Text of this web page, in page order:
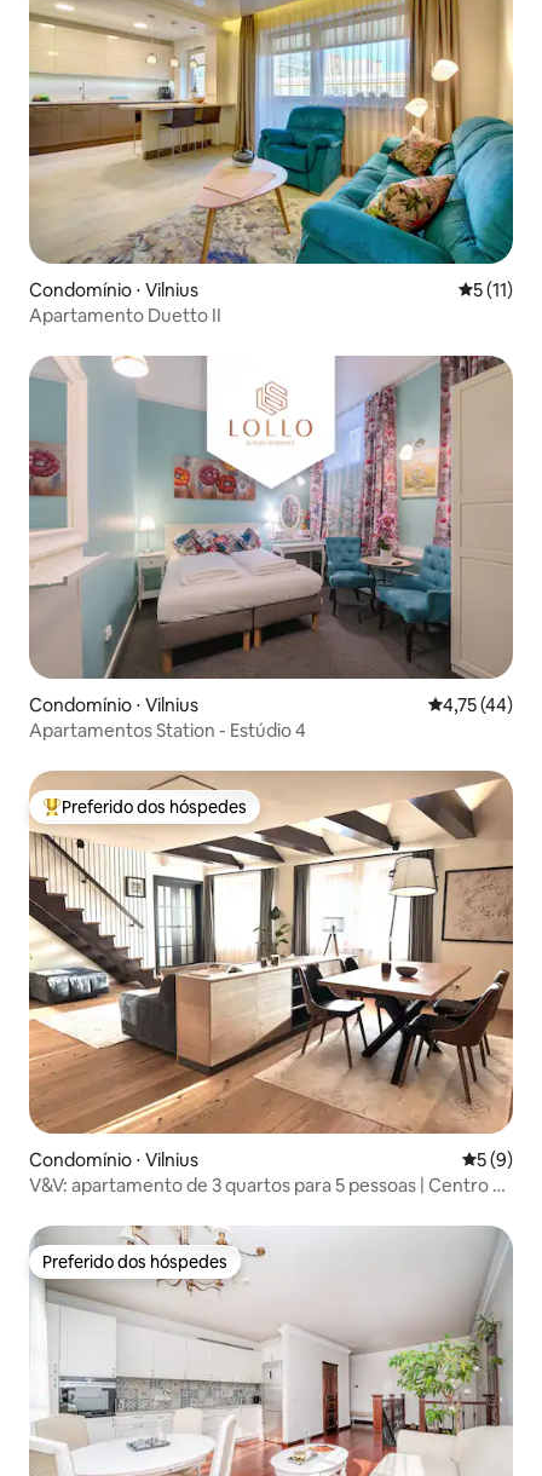
Condomínio ⋅ Vilnius 5 de uma
5 (11)
Apartamento Duetto II
Condomínio ⋅ Vilnius 4,75 de uma
4,75 (44)
Apartamentos Station - Estúdio 4
Entre os melhores preferidos dos hóspedes
Preferido dos hóspedes
Condomínio ⋅ Vilnius 5 de
5 (9)
V&V: apartamento de 3 quartos para 5 pessoas | Centro da
Preferido dos hóspedes
Preferido dos hóspedes